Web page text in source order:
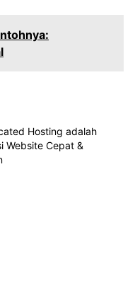
Hosting adalah
Website Cepat &